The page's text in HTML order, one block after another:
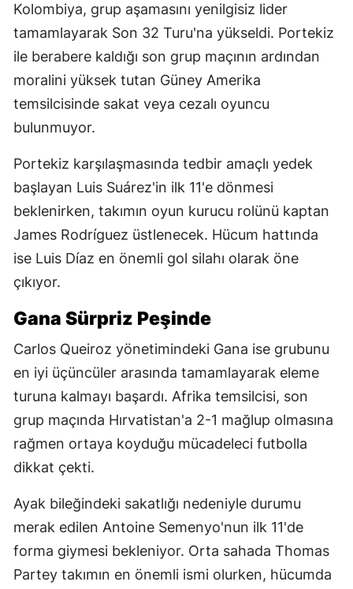
Kolombiya, grup aşamasını yenilgisiz lider
tamamlayarak Son 32 Turu'na yükseldi. Portekiz
ile berabere kaldığı son grup maçının ardından
moralini yüksek tutan Güney Amerika
temsilcisinde sakat veya cezalı oyuncu
bulunmuyor.
Portekiz karşılaşmasında tedbir amaçlı yedek
başlayan Luis Suárez'in ilk 11'e dönmesi
beklenirken, takımın oyun kurucu rolünü kaptan
James Rodríguez üstlenecek. Hücum hattında
ise Luis Díaz en önemli gol silahı olarak öne
çıkıyor.
Gana Sürpriz Peşinde
Carlos Queiroz yönetimindeki Gana ise grubunu
en iyi üçüncüler arasında tamamlayarak eleme
turuna kalmayı başardı. Afrika temsilcisi, son
grup maçında Hırvatistan'a 2-1 mağlup olmasına
rağmen ortaya koyduğu mücadeleci futbolla
dikkat çekti.
Ayak bileğindeki sakatlığı nedeniyle durumu
merak edilen Antoine Semenyo'nun ilk 11'de
forma giymesi bekleniyor. Orta sahada Thomas
Partey takımın en önemli ismi olurken, hücumda